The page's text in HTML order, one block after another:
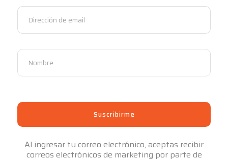
Al ingresar tu correo electrónico, aceptas recibir
correos electrónicos de marketing por parte de